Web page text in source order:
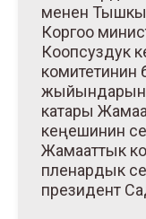
менен Тышкы
Коргоо
Коопсуздук
комитетинин
катары
кеңешинин
Жамааттык
пленардык
президент